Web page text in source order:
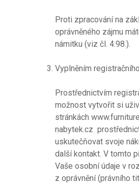
Proti zpracování na
oprávněného zájmu
námitku (viz čl. 4.98.).
Vyplněním
Prostřednictvím
možnost vytvořit si
stránkách
nabytek.cz
uskutečňovat svoje
další kontakt. V tomto
Vaše osobní údaje v
z oprávnění (právního